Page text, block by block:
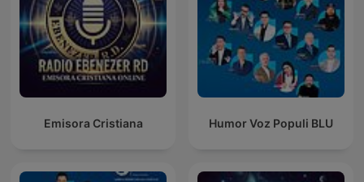
Emisora Cristiana Humor Voz Populi BLU